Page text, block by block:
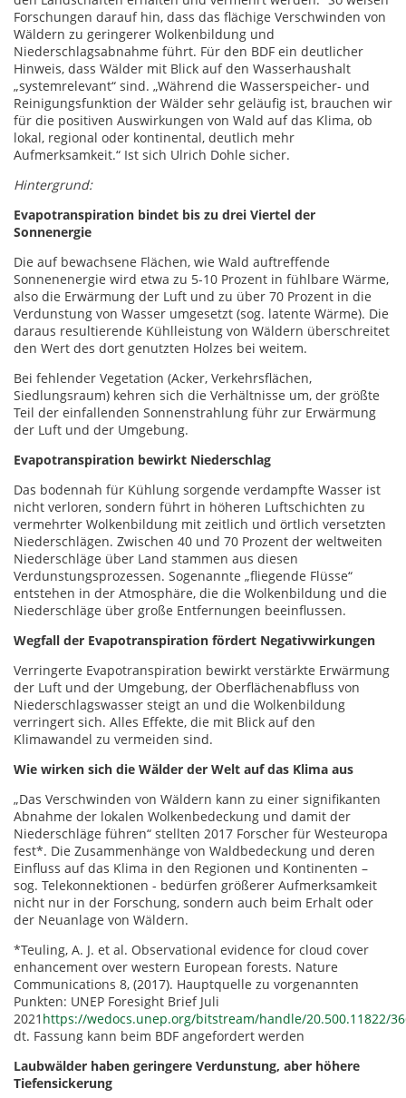
Forschungen darauf hin, dass das flächige Verschwinden von
Wäldern zu geringerer Wolkenbildung und
Niederschlagsabnahme führt. Für den BDF ein deutlicher
Hinweis, dass Wälder mit Blick auf den Wasserhaushalt
„systemrelevant“ sind. „Während die Wasserspeicher- und
Reinigungsfunktion der Wälder sehr geläufig ist, brauchen wir
für die positiven Auswirkungen von Wald auf das Klima, ob
lokal, regional oder kontinental, deutlich mehr
Aufmerksamkeit.“ Ist sich Ulrich Dohle sicher.
Hintergrund:
Evapotranspiration bindet bis zu drei Viertel der
Sonnenergie
Die auf bewachsene Flächen, wie Wald auftreffende
Sonnenenergie wird etwa zu 5-10 Prozent in fühlbare Wärme,
also die Erwärmung der Luft und zu über 70 Prozent in die
Verdunstung von Wasser umgesetzt (sog. latente Wärme). Die
daraus resultierende Kühlleistung von Wäldern überschreitet
den Wert des dort genutzten Holzes bei weitem.
Bei fehlender Vegetation (Acker, Verkehrsflächen,
Siedlungsraum) kehren sich die Verhältnisse um, der größte
Teil der einfallenden Sonnenstrahlung führ zur Erwärmung
der Luft und der Umgebung.
Evapotranspiration bewirkt Niederschlag
Das bodennah für Kühlung sorgende verdampfte Wasser ist
nicht verloren, sondern führt in höheren Luftschichten zu
vermehrter Wolkenbildung mit zeitlich und örtlich versetzten
Niederschlägen. Zwischen 40 und 70 Prozent der weltweiten
Niederschläge über Land stammen aus diesen
Verdunstungsprozessen. Sogenannte „fliegende Flüsse“
entstehen in der Atmosphäre, die die Wolkenbildung und die
Niederschläge über große Entfernungen beeinflussen.
Wegfall der Evapotranspiration fördert Negativwirkungen
Verringerte Evapotranspiration bewirkt verstärkte Erwärmung
der Luft und der Umgebung, der Oberflächenabfluss von
Niederschlagswasser steigt an und die Wolkenbildung
verringert sich. Alles Effekte, die mit Blick auf den
Klimawandel zu vermeiden sind.
Wie wirken sich die Wälder der Welt auf das Klima aus
„Das Verschwinden von Wäldern kann zu einer signifikanten
Abnahme der lokalen Wolkenbedeckung und damit der
Niederschläge führen“ stellten 2017 Forscher für Westeuropa
fest*. Die Zusammenhänge von Waldbedeckung und deren
Einfluss auf das Klima in den Regionen und Kontinenten –
sog. Telekonnektionen - bedürfen größerer Aufmerksamkeit
nicht nur in der Forschung, sondern auch beim Erhalt oder
der Neuanlage von Wäldern.
*Teuling, A. J. et al. Observational evidence for cloud cover
enhancement over western European forests. Nature
Communications 8, (2017). Hauptquelle zu vorgenannten
Punkten: UNEP Foresight Brief Juli
2021 https://wedocs.unep.org/bitstream/handle/20.500.11822/
dt. Fassung kann beim BDF angefordert werden
Laubwälder haben geringere Verdunstung, aber höhere
Tiefensickerung